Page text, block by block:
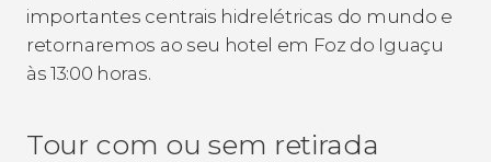
importantes centrais hidrelétricas do mundo e
retornaremos ao seu hotel em Foz do Iguaçu
às 13:00 horas.
Tour com ou sem retirada